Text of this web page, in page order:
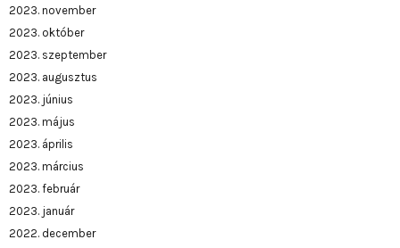
2023. november
2023. október
2023. szeptember
2023. augusztus
2023. június
2023. május
2023. április
2023. március
2023. február
2023. január
2022. december